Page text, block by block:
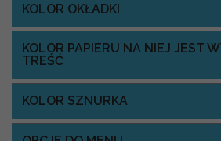
KOLOR OKŁADKI
KOLOR PAPIERU NA NIEJ JEST
TREŚĆ
KOLOR SZNURKA